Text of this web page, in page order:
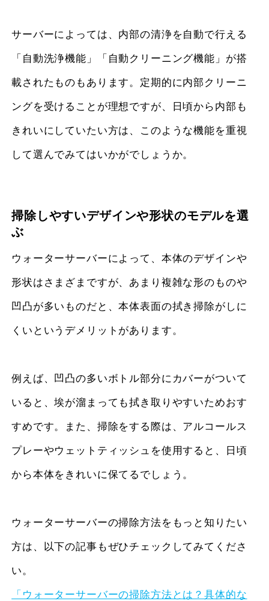
サーバーによっては、内部の清浄を自動で行える
「自動洗浄機能」「自動クリーニング機能」が搭
載されたものもあります。定期的に内部クリーニ
ングを受けることが理想ですが、日頃から内部も
きれいにしていたい方は、このような機能を重視
して選んでみてはいかがでしょうか。
掃除しやすいデザインや形状のモデルを選
ぶ
ウォーターサーバーによって、本体のデザインや
形状はさまざまですが、あまり複雑な形のものや
凹凸が多いものだと、本体表面の拭き掃除がしに
くいというデメリットがあります。
例えば、凹凸の多いボトル部分にカバーがついて
いると、埃が溜まっても拭き取りやすいためおす
すめです。また、掃除をする際は、アルコールス
プレーやウェットティッシュを使用すると、日頃
から本体をきれいに保てるでしょう。
ウォーターサーバーの掃除方法をもっと知りたい
方は、以下の記事もぜひチェックしてみてくださ
い。
「ウォーターサーバーの掃除方法とは？具体的な